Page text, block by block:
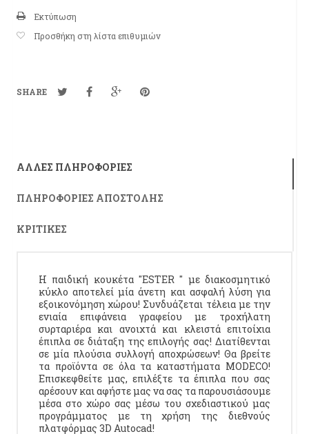
Εκτύπωση
Προσθήκη στη λίστα επιθυμιών
SHARE
ΆΛΛΕΣ ΠΛΗΡΟΦΟΡΊΕΣ
ΠΛΗΡΟΦΟΡΊΕΣ ΑΠΟΣΤΟΛΉΣ
ΚΡΙΤΙΚΈΣ
Η παιδική κουκέτα "ESTER " με διακοσμητικό
κύκλο αποτελεί μία άνετη και ασφαλή λύση για
εξοικονόμηση χώρου! Συνδυάζεται τέλεια με την
ενιαία επιφάνεια γραφείου με τροχήλατη
συρταριέρα και ανοιχτά και κλειστά επιτοίχια
έπιπλα σε διάταξη της επιλογής σας! Διατίθενται
σε μία πλούσια συλλογή αποχρώσεων! Θα βρείτε
τα προϊόντα σε όλα τα καταστήματα MODECO!
Επισκεφθείτε μας, επιλέξτε τα έπιπλα που σας
αρέσουν και αφήστε μας να σας τα παρουσιάσουμε
μέσα στο χώρο σας μέσω του σχεδιαστικού μας
προγράμματος με τη χρήση της διεθνούς
πλατφόρμας 3D Autocad!